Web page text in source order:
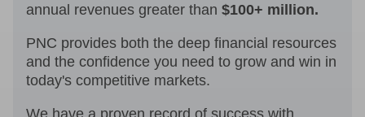
annual revenues greater than $100+ million.
PNC provides both the deep financial resources
and the confidence you need to grow and win in
today's competitive markets.
We have a proven record of success with